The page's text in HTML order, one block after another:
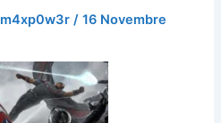
m4xp0w3r/16 Novembre